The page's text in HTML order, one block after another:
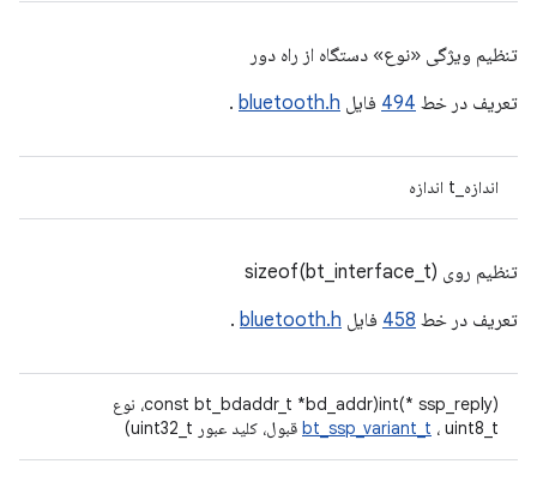
تنظیم ویژگی «نوع» دستگاه از راه دور
تعریف در خط 494 فایل bluetooth.h
.
اندازه_t اندازه
تنظیم روی sizeof(bt_interface_t)
تعریف در خط 458 فایل bluetooth.h
.
int(* ssp_reply)(const bt_bdaddr_t *bd_addr، نوع
bt_ssp_variant_t ، uint8_t قبول، کلید عبور uint32_t)